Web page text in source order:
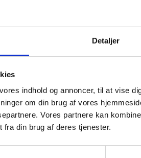
Detaljer
indhold og annoncer, til at vise
om din brug af vores
Vores partnere kan
din brug af deres tjenester.
​Allan